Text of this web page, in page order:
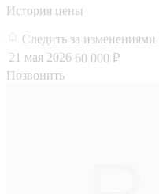
История цены
Следить за изменениями
21 мая 2026 60 000 ₽
Позвонить